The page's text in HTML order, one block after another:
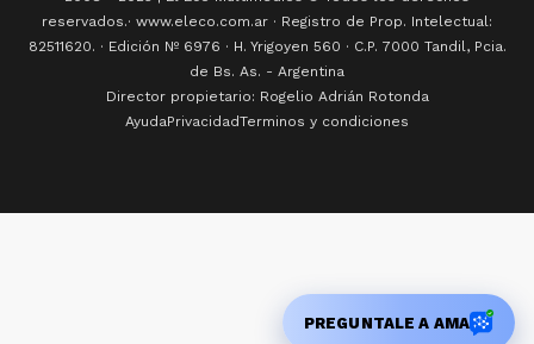
reservados.· www.eleco.com.ar · Registro de Prop. Intelectual:
82511620. · Edición Nº 6976 · H. Yrigoyen 560 · C.P. 7000 Tandil, Pcia.
de Bs. As. - Argentina
Director propietario: Rogelio Adrián Rotonda
AyudaPrivacidadTerminos y condiciones
PREGUNTALE A AMA